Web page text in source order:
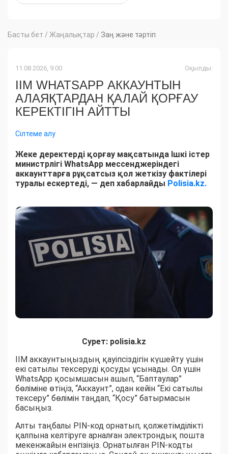
Басты бет / Жаңалықтар / Заң және тәртіп
11.08.2026, 9:00 Оқылды:
ІІМ WHATSAPP АККАУНТЫН
АЛАЯҚТАРДАН ҚАЛАЙ ҚОРҒАУ
КЕРЕКТІГІН АЙТТЫ
Сілтеме алу
Жеке деректерді қорғау мақсатында Ішкі істер
министрлігі WhatsApp мессенджеріндегі
аккаунттарға рұқсатсыз қол жеткізу фактілері
туралы ескертеді, — деп хабарлайды Polisia.kz.
Сурет: polisia.kz
ІІМ аккаунтыңыздың қауіпсіздігін күшейту үшін
екі сатылы тексеруді қосуды ұсынады. Ол үшін
WhatsApp қосымшасын ашып, “Баптаулар”
бөліміне өтіңіз, “Аккаунт”, одан кейін “Екі сатылы
тексеру” бөлімін таңдап, “Қосу” батырмасын
басыңыз.
Алты таңбалы PIN-код орнатып, қолжетімділікті
қалпына келтіруге арналған электрондық пошта
мекенжайын енгізіңіз. Орнатылған PIN-кодты